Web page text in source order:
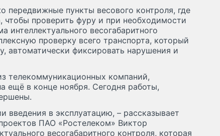
передвижные пункты весового контроля, где
чтобы проверить фуру и при необходимости
интеллектуального весогабаритного
проверку всего транспорта, который
автоматически фиксировать нарушения и
телекоммуникационных компаний,
ещё в конце ноября. Сегодня работы,
введения в эксплуатацию, – рассказывает
ПАО «Ростелеком» Виктор
весогабаритного контроля, которая